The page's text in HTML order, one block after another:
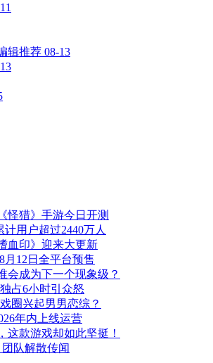
08-13
怪猎》手游今日开测
用户超过2440万人
血印》迎来大更新
月12日全平台预售
会成为下一个现象级？
占6小时引众怒
圈兴起男男恋综？
年内上线运营
这款游戏却如此坚挺！
队解散传闻